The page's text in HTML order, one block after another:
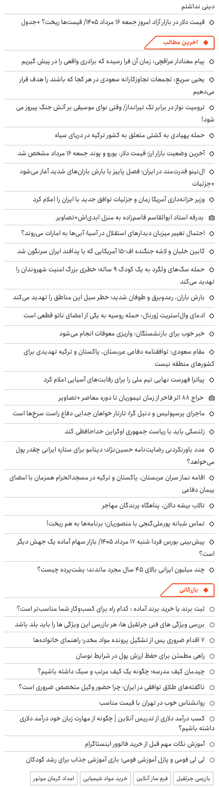
دینی نداشتم
قیمت دلار در بازار آزاد امروز جمعه ۱۶ مرداد ۱۴۰۵/ قیمت‌ها ریخت؟ +جدول
آخرین مطالب
پیام معنادار عراقچی: زمان آن فرا رسیده که برادری واقعی را در پیش گیریم
یحیی سریع: تجمعات تجاوزکارانه سعودی در هر کجا که باشند را هدف قرار
می‌دهیم
ترومپت نواز در برابر تک تیرانداز/ وقتی نوای موسیقی بر آتش جنگ پیروز می
شود!
حمله پهپادی به کشتی متعلق به کشور ترکیه در دریای سیاه
آخرین وضعیت بازار ارز؛ قیمت دلار، یورو و پوند جمعه ۱۶ مرداد مشخص شد
ال‌نینو قدرت‌مند در ایران؛ فصل پاییز با بارش باران‌های شدید آغاز می‌شود
+جزئیات
وزیر خزانه‌داری آمریکا زمان و جزئیات توافق جدید با ایران را اعلام کرد
بدرقه استاد ابوالقاسم قاسم‌زاده به منزل ابدی‌اش+تصاویر
احتمال تغییر میزبان دیدارهای استقلال در آسیا؛ آبی‌ها به امارات می‌روند؟
کابین خلبان و لاشه جنگنده اف-۱۵ آمریکایی که با پدافند ایران سرنگون شد
حمله سگ‌های ولگرد به یک کودک ۹ ساله؛ خطری بزرگ امنیت شهروندان را
تهدید می‌کند
بارش باران، رعدوبرق و طوفان شدید؛ خطر سیل این مناطق را تهدید می‌کند
ادعای وال‌استریت ژورنال: حمله روسیه به یکی از اعضای ناتو قطعی است
خبر خوب برای بازنشستگان: واریزی معوقات انجام می‌شود
مقام سعودی: توافقنامه دفاعی عربستان، پاکستان و ترکیه تهدیدی برای
کشورهای منطقه نیست
پیاتزا فهرست نهایی تیم ملی را برای رقابت‌های آسیایی اعلام کرد
حراج ۸۸ اثر فاخر از زمان تیموریان تا دوره معاصر +تصاویر
ماجرای پرسپولیس و دنیل گرا؛ تارتار خواهان جدایی دفاع راست سرخ‌ها است
زلنسکی باید با ریاست جمهوری اوکراین خداحافظی کند
عدد باورنکردنی رضایت‌نامه حسین‌نژاد؛ دینامو برای ستاره ایرانی چقدر پول
می‌خواهد؟
اقامه نماز سران عربستان، پاکستان و ترکیه در مسجدالحرام همزمان با امضای
پیمان دفاعی
تالاب بیشه دالان، پناهگاه پرندگان مهاجر
تماس شبانه پورعلی‌گنجی با منصوریان؛ برنامه‌ها به هم ریخت!
پیش‌بینی بورس فردا شنبه ۱۷ مرداد ۱۴۰۵/ بازار سهام آماده یک جهش دیگر
است؟
چند میلیون ایرانی بالای ۴۵ سال مجرد ماندند؛ پشت‌پرده چیست؟
بازرگانی
ثبت برند یا خرید برند آماده : کدام راه برای کسب‌وکار شما مناسب‌تر است؟
بررسی ویژگی های فنی جرثقیل ها: هر بازرسی این ویژگی ها را باید بلد باشد
۷ اقدام ضروری پس از تشکیل پرونده مواد مخدر؛ راهنمای خانواده‌ها
راهی مطمئن برای حفظ ارزش پول در شرایط نوسان
چیدمان کیف مدرسه؛ چگونه یک کیف مرتب و سبک داشته باشیم؟
ناگفته‌های طلاق توافقی در ایران؛ چرا حضور وکیل متخصص ضروری است؟
روانشناس خوب در تهران با قیمت مناسب
کسب درآمد دلاری از تدریس آنلاین | چگونه از مهارت زبان خود درآمد دلاری
داشته باشیم؟
آموزش نکات مهم قبل از خرید فالوور اینستاگرام
لی لی فومی و پازل آموزشی فومی؛ بازی آموزشی جذاب برای رشد کودکان
بازرسی جرثقیل فرم ساز آنلاین خرید مواد شیمیایی امداد کرمان موتور